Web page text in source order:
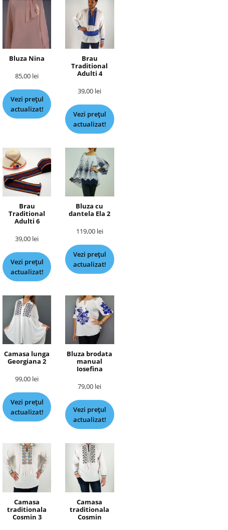
Bluza Nina
85,00 lei
Vezi prețul
actualizat!
Brau
Traditional
Adulti 4
39,00 lei
Vezi prețul
actualizat!
Brau
Traditional
Adulti 6
39,00 lei
Vezi prețul
actualizat!
Bluza cu
dantela Ela 2
119,00 lei
Vezi prețul
actualizat!
Camasa lunga
Georgiana 2
99,00 lei
Vezi prețul
actualizat!
Bluza brodata
manual
Iosefina
79,00 lei
Vezi prețul
actualizat!
Camasa
traditionala
Cosmin 3
Camasa
traditionala
Cosmin